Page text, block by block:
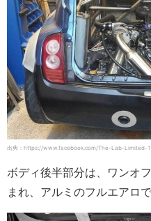
出典：https://www.facebook.com/The-Lab-Limited-
ボディ後半部分は、ワンオ
まれ、アルミのフルエアロで